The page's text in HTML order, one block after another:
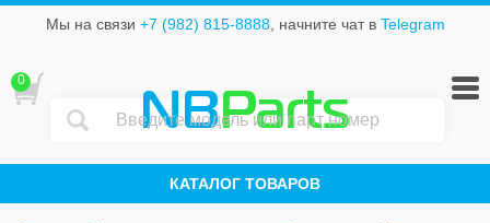
Мы на связи +7 (982) 815-8888, начните чат в Telegram
NBParts
КАТАЛОГ ТОВАРОВ
0